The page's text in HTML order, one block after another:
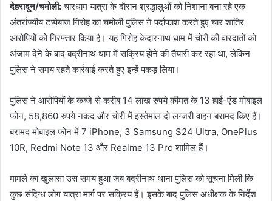
देहरादून/चमोली:चारधाम यात्रा के दौरान श्रद्धालुओं को निशाना बना रहे एक
अंतर्राज्यीय टप्पेबाज गिरोह का चमोली पुलिस ने पर्दाफाश करते हुए चार शातिर
आरोपियों को गिरफ्तार किया है। यह गिरोह केदारनाथ धाम में चोरी की वारदातों को
अंजाम देने के बाद बद्रीनाथ धाम में सक्रिय होने की तैयारी कर रहा था, लेकिन
पुलिस ने समय रहते कार्रवाई करते हुए इन्हें पकड़ लिया।
पुलिस ने आरोपियों के कब्जे से करीब 14 लाख रुपये कीमत के 13 हाई-एंड मोबाइल
फोन, 58,860 रुपये नकद और चोरी में इस्तेमाल दो लग्जरी वाहन बरामद किए हैं।
बरामद मोबाइल फोन में 7 iPhone, 3 Samsung S24 Ultra, OnePlus
10R, Redmi Note 13 और Realme 13 Pro शामिल हैं।
मामले का खुलासा उस समय हुआ जब बद्रीनाथ थाना पुलिस को सूचना मिली कि
कुछ संदिग्ध लोग यात्रा मार्ग पर सक्रिय हैं। इसके बाद पुलिस अधीक्षक के निर्देश